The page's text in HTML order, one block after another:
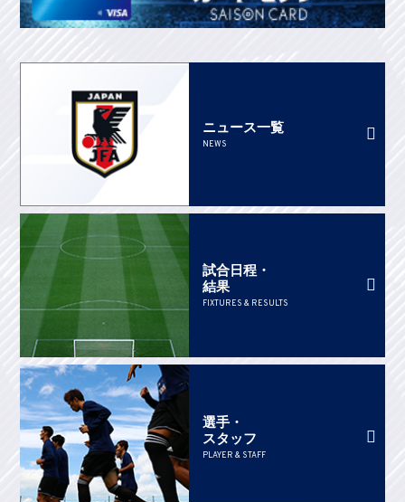
ニュース一覧
NEWS
試合日程・
結果
FIXTURES & RESULTS
選手・
スタッフ
PLAYER & STAFF